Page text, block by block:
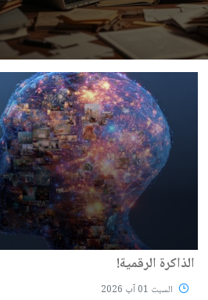
الذاكرة الرقمية!
السبت 01 آب 2026